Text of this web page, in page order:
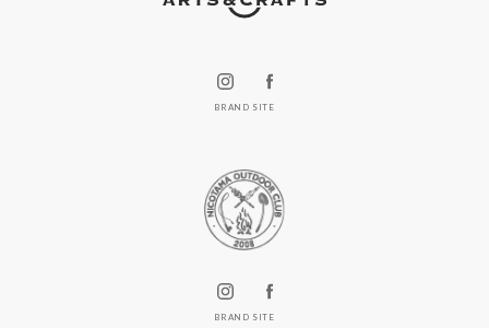
BRAND SITE
BRAND SITE